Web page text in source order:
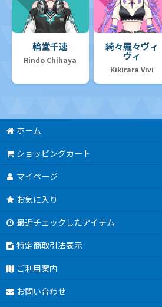
輪堂千速
Rindo Chihaya
綺々羅々ヴィ
ヴィ
Kikirara Vivi
ホーム
ショッピングカート
マイページ
お気に入り
最近チェックしたアイテム
特定商取引法表示
ご利用案内
お問い合わせ